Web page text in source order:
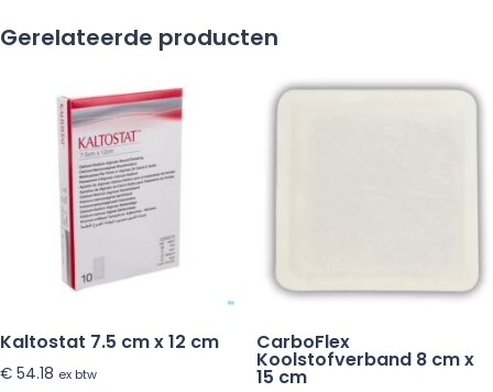
Gerelateerde producten
Kaltostat 7.5 cm x 12 cm
€ 54.18 ex btw
CarboFlex
Koolstofverband 8 cm x
15 cm